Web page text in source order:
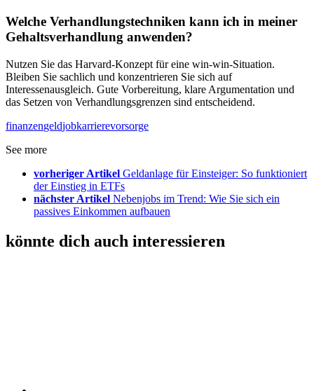
Welche Verhandlungstechniken kann ich in meiner
Gehaltsverhandlung anwenden?
Nutzen Sie das Harvard-Konzept für eine win-win-Situation.
Bleiben Sie sachlich und konzentrieren Sie sich auf
Interessenausgleich. Gute Vorbereitung, klare Argumentation und
das Setzen von Verhandlungsgrenzen sind entscheidend.
finanzengeldjobkarrierevorsorge
See more
vorheriger Artikel Geldanlage für Einsteiger: So funktioniert
der Einstieg in ETFs
nächster Artikel Nebenjobs im Trend: Wie Sie sich ein
passives Einkommen aufbauen
könnte dich auch interessieren